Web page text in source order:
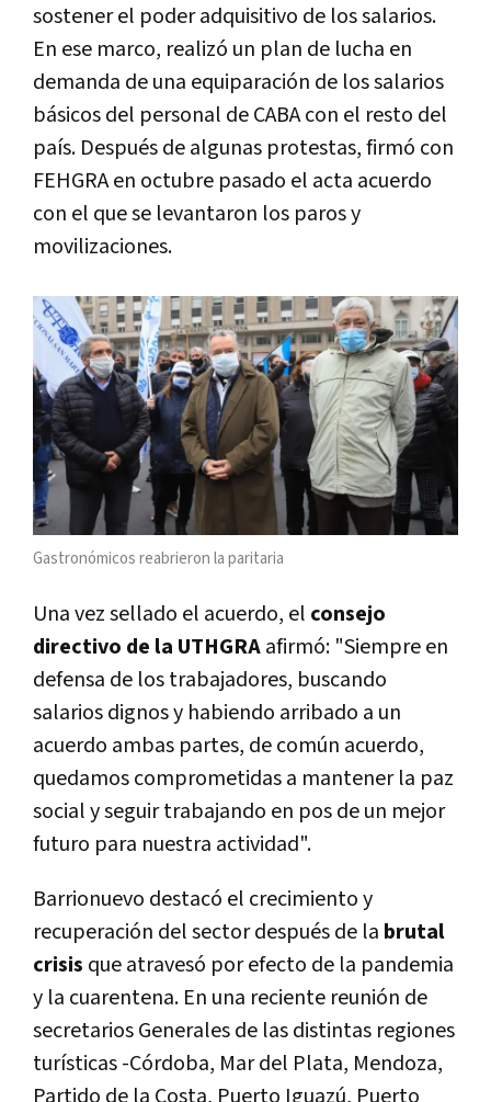
sostener el poder adquisitivo de los salarios.
En ese marco, realizó un plan de lucha en
demanda de una equiparación de los salarios
básicos del personal de CABA con el resto del
país. Después de algunas protestas, firmó con
FEHGRA en octubre pasado el acta acuerdo
con el que se levantaron los paros y
movilizaciones.
Gastronómicos reabrieron la paritaria
Una vez sellado el acuerdo, el consejo
directivo de la UTHGRAafirmó: "Siempre en
defensa de los trabajadores, buscando
salarios dignos y habiendo arribado a un
acuerdo ambas partes, de común acuerdo,
quedamos comprometidas a mantener la paz
social y seguir trabajando en pos de un mejor
futuro para nuestra actividad".
Barrionuevo destacó el crecimiento y
recuperación del sector después de la brutal
crisis que atravesó por efecto de la pandemia
y la cuarentena. En una reciente reunión de
secretarios Generales de las distintas regiones
turísticas -Córdoba, Mar del Plata, Mendoza,